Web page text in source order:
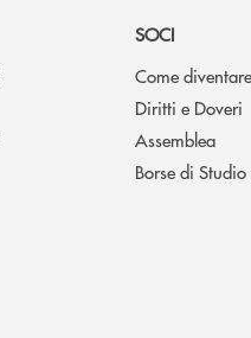
SOCI
Come diventare
Diritti e Doveri
Assemblea
Borse di